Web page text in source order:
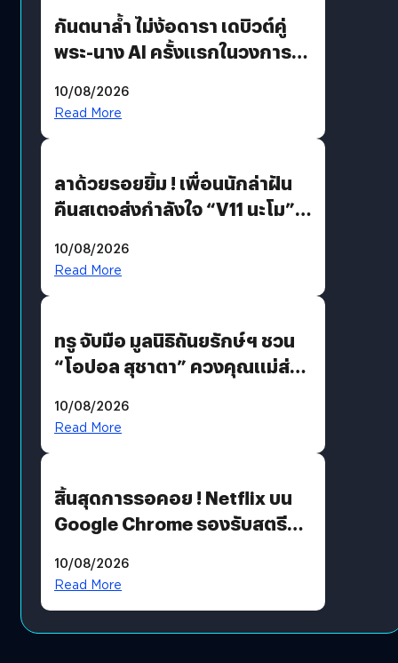
กันตนาล้ำ ไม่ง้อดารา เดบิวต์คู่
พระ-นาง AI ครั้งแรกในวงการ
10/08/2026
Read More
ลาด้วยรอยยิ้ม ! เพื่อนนักล่าฝัน
คืนสเตจส่งกำลังใจ “V11 นะโม”
รักแน่นฮอลล์
10/08/2026
Read More
ทรู จับมือ มูลนิธิถันยรักษ์ฯ ชวน
“โอปอล สุชาตา” ควงคุณแม่ส่ง
เติมเต็มความหมายวันแม่ปีนี้
10/08/2026
Read More
สิ้นสุดการรอคอย ! Netflix บน
Google Chrome รองรับสตรีม
เงื่อนไขที่กำหนด
10/08/2026
Read More